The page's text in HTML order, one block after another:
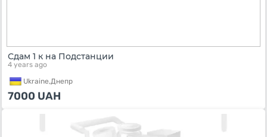
Сдам 1 к на Подстанции
4 years ago
Ukraine,Днепр
7000 UAH